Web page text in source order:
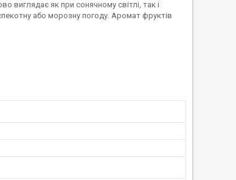
виглядає як при сонячному світлі, так і
або морозну погоду. Аромат фруктів